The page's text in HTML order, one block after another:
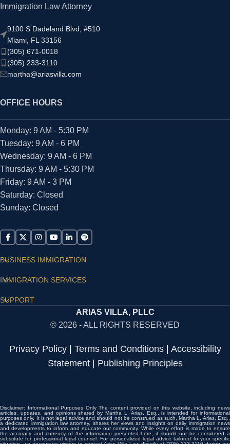
Immigration Law Attorney
9100 S Dadeland Blvd, #510
Miami, FL 33156
(305) 671-0018
(305) 233-3110
martha@ariasvilla.com
OFFICE HOURS
Monday: 9 AM - 5:30 PM
Tuesday: 9 AM - 6 PM
Wednesday: 9 AM - 6 PM
Thursday: 9 AM - 5:30 PM
Friday: 9 AM - 3 PM
Saturday: Closed
Sunday: Closed
BUSINESS IMMIGRATION
IMMIGRATION SERVICES
SUPPORT
ARIAS VILLA, PLLC
© 2026 - ALL RIGHTS RESERVED
Privacy Policy| Terms and Conditions| Accessibility
Statement| Publishing Principles
Disclaimer: Informational Purposes Only The content provided on this website, including news
articles, updates, and opinions shared by Martha L. Arias, Esq., is intended for informational
purposes only. It is not legal advice and should not be construed as such. Martha L. Arias, Esq.,
a dedicated immigration law attorney, shares her views and insights on daily immigration news
and developments to inform and educate our community. While every effort is made to ensure
the accuracy and currency of the information presented here, it should not be considered a
substitute for professional legal counsel. For personalized legal advice tailored to your specific